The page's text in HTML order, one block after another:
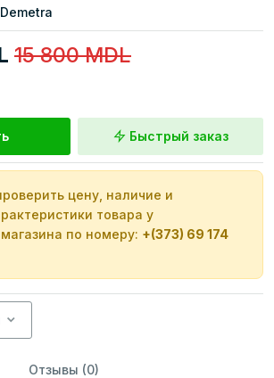
Demetra
15 800 MDL
Быстрый заказ
цену, наличие и
товара у
по номеру: +(373) 69 174
Отзывы (0)